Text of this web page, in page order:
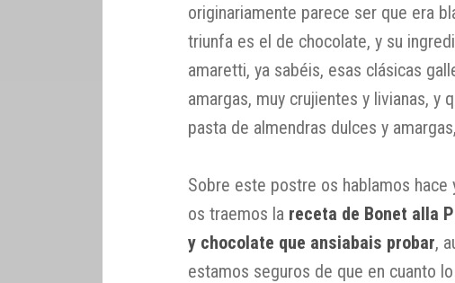
originariamente parece ser que era
triunfa es el de chocolate, y su
amaretti, ya sabéis, esas clásicas
amargas, muy crujientes y livianas, y
pasta de almendras dulces y
Sobre este postre os hablamos hace
os traemos la receta de Bonet alla
y chocolate que ansiabais probar,
estamos seguros de que en cuanto